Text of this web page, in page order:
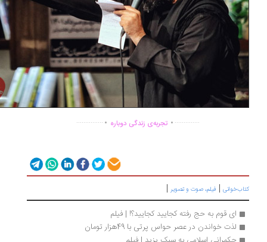
................تجربه‌ی زندگی دوباره ...............
|فیلم، صوت و تصویر|
ای قوم به حج رفته کجایید کجایید؟! | فیلم
لذت خواندن در عصر حواس پرتی با 49هزار تومان